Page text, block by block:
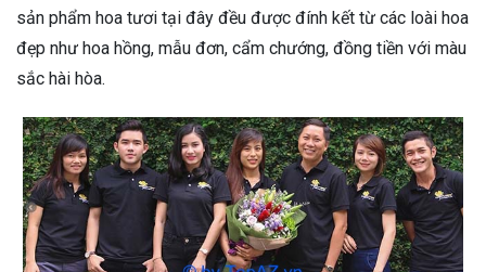
sản phẩm hoa tươi tại đây đều được đính kết từ các loài hoa
đẹp như hoa hồng, mẫu đơn, cẩm chướng, đồng tiền với màu
sắc hài hòa.